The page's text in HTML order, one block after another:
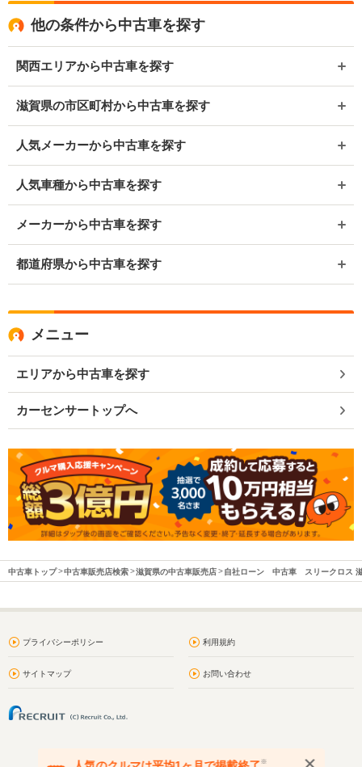
他の条件から中古車を探す
関西エリアから中古車を探す
滋賀県の市区町村から中古車を探す
人気メーカーから中古車を探す
人気車種から中古車を探す
メーカーから中古車を探す
都道府県から中古車を探す
メニュー
エリアから中古車を探す
カーセンサートップへ
中古車トップ 中古車販売店検索 滋賀県の中古車販売店 自社ローン 中古車 スリークロス
プライバシーポリシー 利用規約
サイトマップ お問い合わせ
※